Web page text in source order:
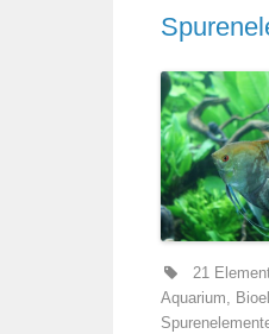
21
Aquarium,